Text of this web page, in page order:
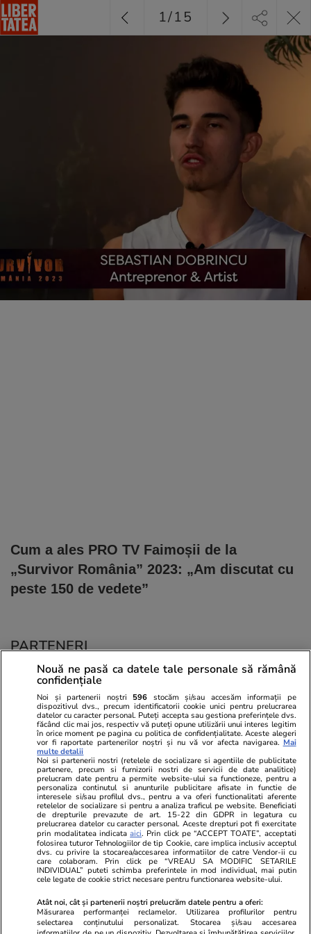
Cum a ales PRO TV Faimoșii de la
„Survivor România” 2023: „Am discutat cu
peste 150 de vedete”
1/15
PARTENERI
Viva.ro
Ce s-a aflat despre prima soție a lui Claudiu
Manda i-a suprins pe toți! Dar mai ales gestul
făcut de Olguța pentru mama copilului
soțului e chiar cir...
Unica.ro
Nu și ei! S-au
căsnicie! Cei doi
secret. Nimeni
motiv al
© 2026 Ringier Romania. Toate drepturile rezervate
Nouă ne pasă ca datele tale personale să rămână
confidențiale
Noi și partenerii noștri 596 stocăm și/sau accesăm informații pe
dispozitivul dvs., precum identificatorii cookie unici pentru prelucrarea
datelor cu caracter personal. Puteți accepta sau gestiona preferințele dvs.
făcând clic mai jos, respectiv vă puteți opune utilizării unui interes legitim
în orice moment pe pagina cu politica de confidențialitate. Aceste alegeri
vor fi raportate partenerilor noștri și nu vă vor afecta navigarea. Mai
multe detalii
Noi si partenerii nostri (retelele de socializare si agentiile de publicitate
partenere, precum si furnizorii nostri de servicii de date analitice)
prelucram date pentru a permite website-ului sa functioneze, pentru a
personaliza continutul si anunturile publicitare afisate in functie de
interesele si/sau profilul dvs., pentru a va oferi functionalitati aferente
retelelor de socializare si pentru a analiza traficul pe website. Beneficiati
de drepturile prevazute de art. 15-22 din GDPR in legatura cu
prelucrarea datelor cu caracter personal. Aceste drepturi pot fi exercitate
prin modalitatea indicataaici. Prin click pe “ACCEPT TOATE”, acceptati
folosirea tuturor Tehnologiilor de tip Cookie, care implica inclusiv acceptul
dvs. cu privire la stocarea/accesarea informatiilor de catre Vendor-ii cu
care colaboram. Prin click pe “VREAU SA MODIFIC SETARILE
INDIVIDUAL” puteti schimba preferintele in mod individual, mai putin
cele legate de cookie strict necesare pentru functionarea website-ului.
Atât noi, cât și partenerii noștri prelucrăm datele pentru a oferi:
Măsurarea performanței reclamelor. Utilizarea profilurilor pentru
selectarea conținutului personalizat. Stocarea și/sau accesarea